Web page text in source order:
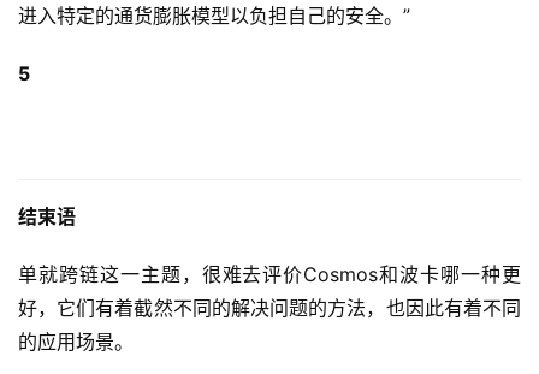
进入特定的通货膨胀模型以负担自己的安全。”
5
结束语
单就跨链这一主题，很难去评价Cosmos和波卡哪一种更
好，它们有着截然不同的解决问题的方法，也因此有着不同
的应用场景。